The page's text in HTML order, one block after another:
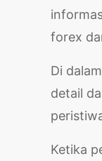
forex
Di
detail
Ketika